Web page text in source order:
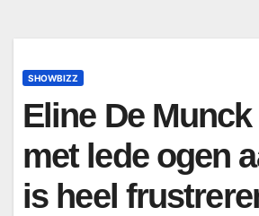
SHOWBIZZ
Eline De
met lede ogen
is heel